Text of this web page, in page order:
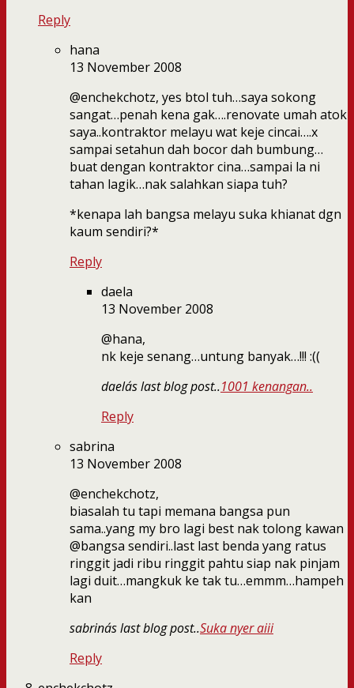
Reply
hana
13 November 2008
@enchekchotz, yes btol tuh…saya sokong
sangat…penah kena gak….renovate umah atok
saya..kontraktor melayu wat keje cincai….x
sampai setahun dah bocor dah bumbung…
buat dengan kontraktor cina…sampai la ni
tahan lagik…nak salahkan siapa tuh?
*kenapa lah bangsa melayu suka khianat dgn
kaum sendiri?*
Reply
daela
13 November 2008
@hana,
nk keje senang…untung banyak…!!! :((
daela´s last blog post..1001 kenangan..
Reply
sabrina
13 November 2008
@enchekchotz,
biasalah tu tapi memana bangsa pun
sama..yang my bro lagi best nak tolong kawan
@bangsa sendiri..last last benda yang ratus
ringgit jadi ribu ringgit pahtu siap nak pinjam
lagi duit…mangkuk ke tak tu…emmm…hampeh
kan
sabrina´s last blog post..Suka nyer aiii
Reply